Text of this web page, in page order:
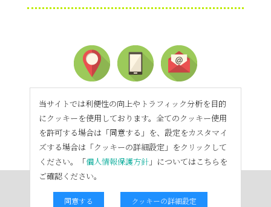
当サイトでは利便性の向上やトラフィック分析を目的
にクッキーを使用しております。全てのクッキー使用
を許可する場合は「同意する」を、設定をカスタマイ
ズする場合は「クッキーの詳細設定」をクリックして
ください。「個人情報保護方針 」についてはこちらを
ご確認ください。
同意する クッキーの詳細設定